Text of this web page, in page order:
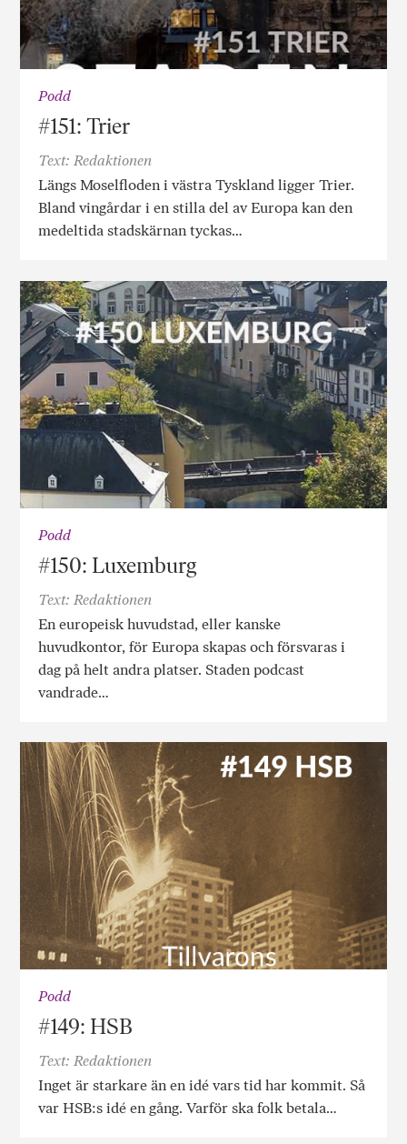
Podd
#151: Trier
Text: Redaktionen
Längs Moselfloden i västra Tyskland ligger Trier.
Bland vingårdar i en stilla del av Europa kan den
medeltida stadskärnan tyckas…
Podd
#150: Luxemburg
Text: Redaktionen
En europeisk huvudstad, eller kanske
huvudkontor, för Europa skapas och försvaras i
dag på helt andra platser. Staden podcast
vandrade…
Podd
#149: HSB
Text: Redaktionen
Inget är starkare än en idé vars tid har kommit. Så
var HSB:s idé en gång. Varför ska folk betala…